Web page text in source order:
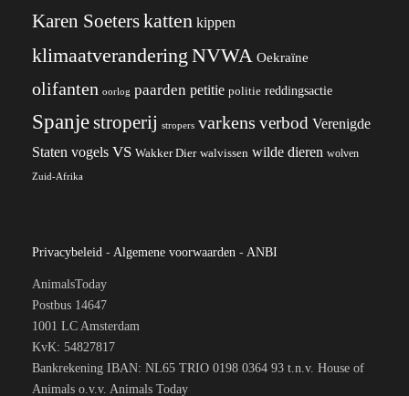
Karen Soeterskatten kippen
klimaatverandering NVWA Oekraïne
olifanten oorlog paarden petitie politie reddingsactie
Spanjestroperij stropers varkens verbod Verenigde
Staten vogels VS Wakker Dier walvissen wilde dieren wolven
Zuid-Afrika
Privacybeleid - Algemene voorwaarden - ANBI
AnimalsToday
Postbus 14647
1001 LC Amsterdam
KvK: 54827817
Bankrekening IBAN: NL65 TRIO 0198 0364 93 t.n.v. House of
Animals o.v.v. Animals Today